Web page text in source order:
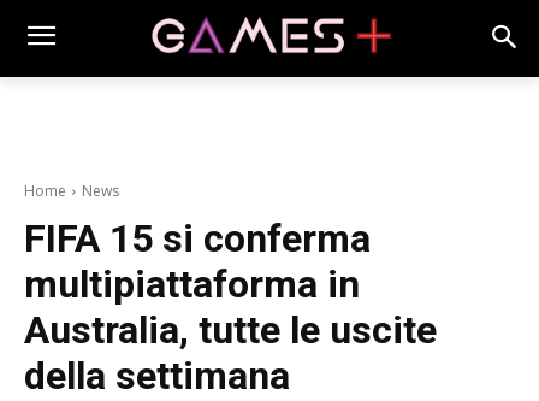
Home News
FIFA 15 si conferma
multipiattaforma in
Australia, tutte le uscite
della settimana